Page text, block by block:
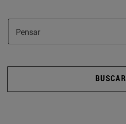
Pensar
BUSCAR